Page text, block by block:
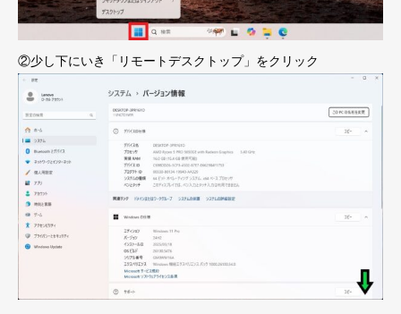
②少し下にいき「リモートデスクトップ」をクリック